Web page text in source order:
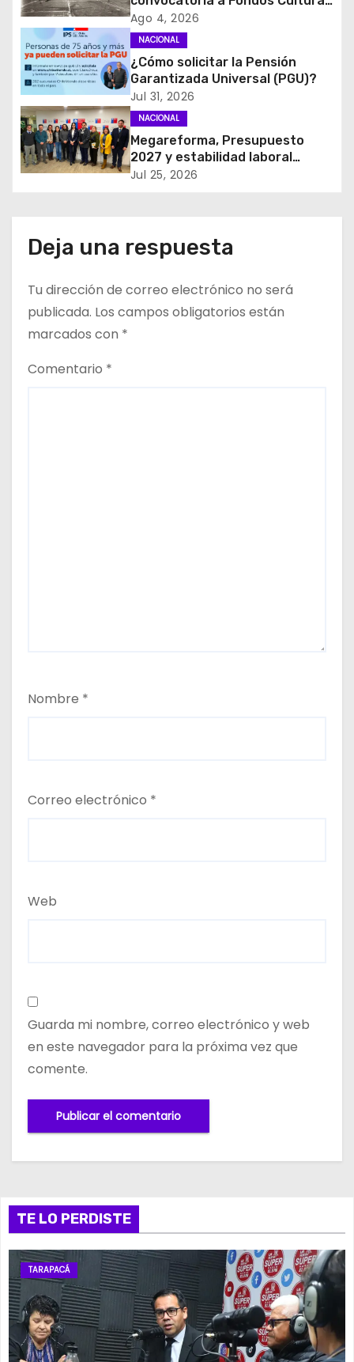
ó
n
d
e
e
r
a
d
2027 con foco en
transparencia, innovación y
acceso ciudadano
Ago 4, 2026
NACIONAL
¿Cómo solicitar la Pensión
Garantizada Universal (PGU)?
Jul 31, 2026
NACIONAL
Megareforma, Presupuesto
2027 y estabilidad laboral
marcan reunión clave entre
Jul 25, 2026
Deja una respuesta
Tu dirección de correo electrónico no será
publicada. Los campos obligatorios están
marcados con *
Comentario *
Nombre *
Correo electrónico *
Web
Guarda mi nombre, correo electrónico y web
en este navegador para la próxima vez que
comente.
TE LO PERDISTE
TARAPACÁ